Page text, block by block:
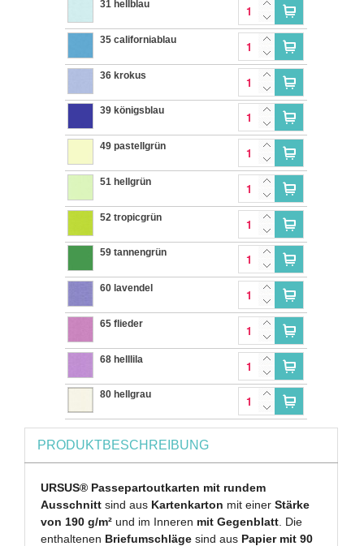
31 hellblau
35 californiablau
36 krokus
39 königsblau
49 pastellgrün
51 hellgrün
52 tropicgrün
59 tannengrün
60 lavendel
65 flieder
68 helllila
80 hellgrau
PRODUKTBESCHREIBUNG
URSUS® Passepartoutkarten mit rundem
Ausschnitt sind aus Kartenkarton mit einerStärke
von 190 g/m² und im Inneren mit Gegenblatt . Die
enthaltenen Briefumschläge sind aus Papier mit 90